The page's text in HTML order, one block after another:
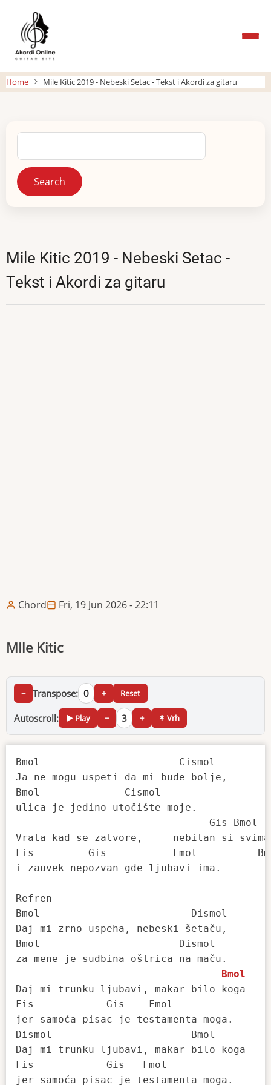
main
content
Home Mile Kitic 2019 - Nebeski Setac - Tekst i Akordi za gitaru
Search
Mile Kitic 2019 - Nebeski Setac -
Tekst i Akordi za gitaru
Chord Fri, 19 Jun 2026 - 22:11
MIle Kitic
− Transpose: 0 + Reset
Autoscroll: ▶ Play − 3 + ↟ Vrh
Bmol                       Cismol
Ja ne mogu uspeti da mi bude bolje,
Bmol              Cismol
ulica je jedino utočište moje.
                                Gis Bmol
Vrata kad se zatvore,     nebitan si
Fis         Gis           Fmol
i zauvek nepozvan gde ljubavi ima.
Refren
Bmol                         Dismol
Daj mi zrno uspeha, nebeski šetaču,
Bmol                       Dismol
za mene je sudbina oštrica na maču.
Bmol
Daj mi trunku ljubavi, makar bilo koga
Fis            Gis    Fmol
jer samoća pisac je testamenta moga.
Dismol                       Bmol
Daj mi trunku ljubavi, makar bilo koga
Fis            Gis   Fmol
jer samoća pisac je testamenta moga.